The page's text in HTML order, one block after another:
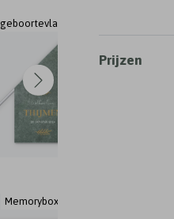
geboortevlag
Memorybox
Prijzen